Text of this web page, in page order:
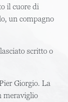
il cuore di
un compagno
scritto o
Giorgio. La
meraviglio